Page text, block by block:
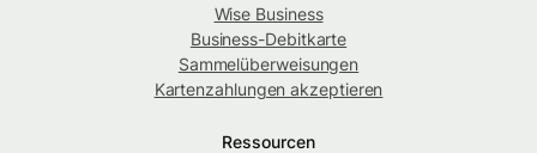
Wise Business
Business-Debitkarte
Sammelüberweisungen
Kartenzahlungen akzeptieren
Ressourcen